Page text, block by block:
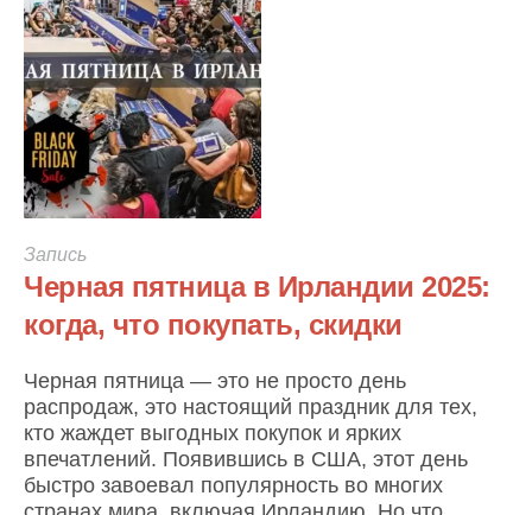
Запись
Черная пятница в Ирландии 2025:
когда, что покупать, скидки
Черная пятница — это не просто день
распродаж, это настоящий праздник для тех,
кто жаждет выгодных покупок и ярких
впечатлений. Появившись в США, этот день
быстро завоевал популярность во многих